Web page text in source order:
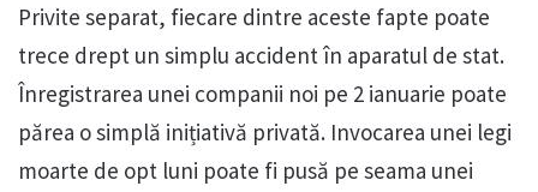
Privite separat, fiecare dintre aceste fapte poate
trece drept un simplu accident în aparatul de stat.
Înregistrarea unei companii noi pe 2 ianuarie poate
părea o simplă inițiativă privată. Invocarea unei legi
moarte de opt luni poate fi pusă pe seama unei